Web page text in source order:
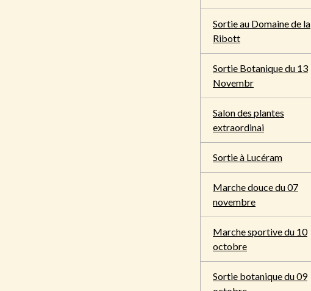
Sortie au Domaine de la
Ribott
Sortie Botanique du 13
Novembr
Salon des plantes
extraordinai
Sortie à Lucéram
Marche douce du 07
novembre
Marche sportive du 10
octobre
Sortie botanique du 09